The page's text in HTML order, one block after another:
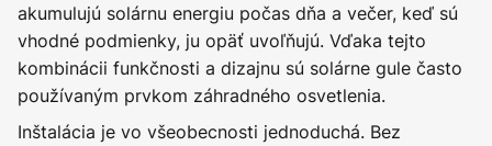
akumulujú solárnu energiu počas dňa a večer, keď sú
vhodné podmienky, ju opäť uvoľňujú. Vďaka tejto
kombinácii funkčnosti a dizajnu sú solárne gule často
používaným prvkom záhradného osvetlenia.
Inštalácia je vo všeobecnosti jednoduchá. Bez